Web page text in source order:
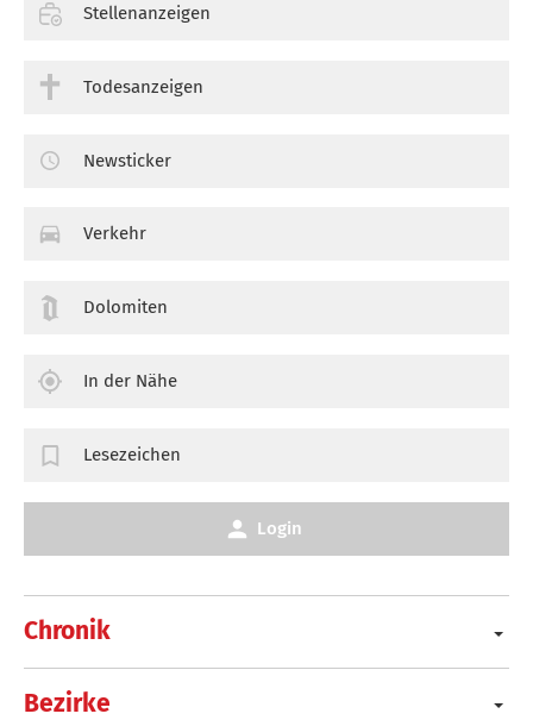
Chronik
Bezirke
Stellenanzeigen
Todesanzeigen
Newsticker
Verkehr
Dolomiten
In der Nähe
Lesezeichen
Login